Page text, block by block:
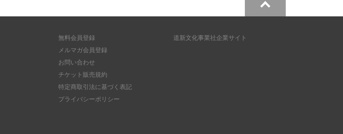
無料会員登録
メルマガ会員登録
お問い合わせ
チケット販売規約
特定商取引法に基づく表記
プライバシーポリシー
道新文化事業社企業サイト